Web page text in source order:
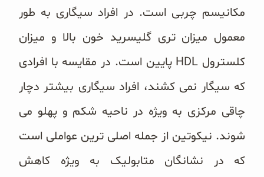
مکانیسم چربی است. در افراد سیگاری به طور
معمول میزان تری گلیسرید خون بالا و میزان
کلسترول HDL پایین است. در مقایسه با افرادی
که سیگار نمی کشند، افراد سیگاری بیشتر دچار
چاقی مرکزی به ویژه در ناحیه شکم و پهلو می
شوند. نیکوتین از جمله اصلی ترین عواملی است
که در نشانگان متابولیک به ویژه کاهش